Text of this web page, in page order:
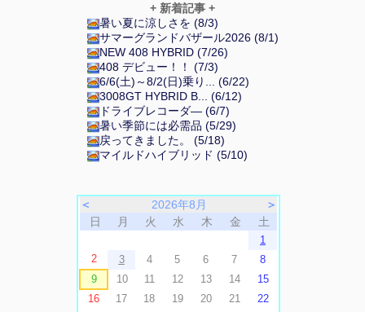
+ 新着記事 +
暑い夏に涼しさを (8/3)
サマーグランドバザール2026 (8/1)
NEW 408 HYBRID (7/26)
408 デビュー！！ (7/3)
6/6(土)～8/2(日)乗り... (6/22)
3008GT HYBRID B... (6/12)
ドライブレコーダ― (6/7)
暑い季節には必需品 (5/29)
戻ってきました。 (5/18)
マイルドハイブリッド (5/10)
＜ 2026年8月
＞
日
月 火 水 木 金 土
1
2
3 4 5 6 7
8
9
10 11 12 13 14
15
16
17 18 19 20 21
22